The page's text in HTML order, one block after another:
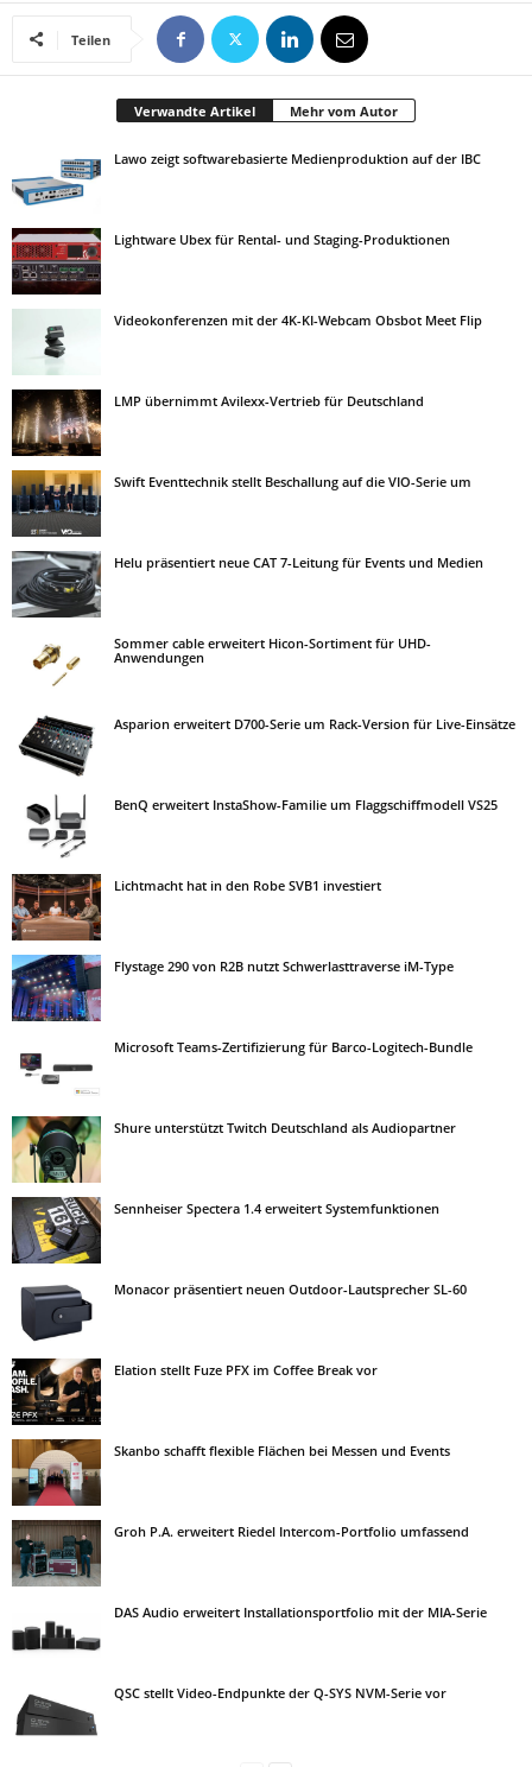
Teilen
Verwandte Artikel Mehr vom Autor
Lawo zeigt softwarebasierte Medienproduktion auf der IBC
Lightware Ubex für Rental- und Staging-Produktionen
Videokonferenzen mit der 4K-KI-Webcam Obsbot Meet Flip
LMP übernimmt Avilexx-Vertrieb für Deutschland
Swift Eventtechnik stellt Beschallung auf die VIO-Serie um
Helu präsentiert neue CAT 7-Leitung für Events und Medien
Sommer cable erweitert Hicon-Sortiment für UHD-
Anwendungen
Asparion erweitert D700-Serie um Rack-Version für Live-Einsätze
BenQ erweitert InstaShow-Familie um Flaggschiffmodell VS25
Lichtmacht hat in den Robe SVB1 investiert
Flystage 290 von R2B nutzt Schwerlasttraverse iM-Type
Microsoft Teams-Zertifizierung für Barco-Logitech-Bundle
Shure unterstützt Twitch Deutschland als Audiopartner
Sennheiser Spectera 1.4 erweitert Systemfunktionen
Monacor präsentiert neuen Outdoor-Lautsprecher SL-60
Elation stellt Fuze PFX im Coffee Break vor
Skanbo schafft flexible Flächen bei Messen und Events
Groh P.A. erweitert Riedel Intercom-Portfolio umfassend
DAS Audio erweitert Installationsportfolio mit der MIA-Serie
QSC stellt Video-Endpunkte der Q-SYS NVM-Serie vor